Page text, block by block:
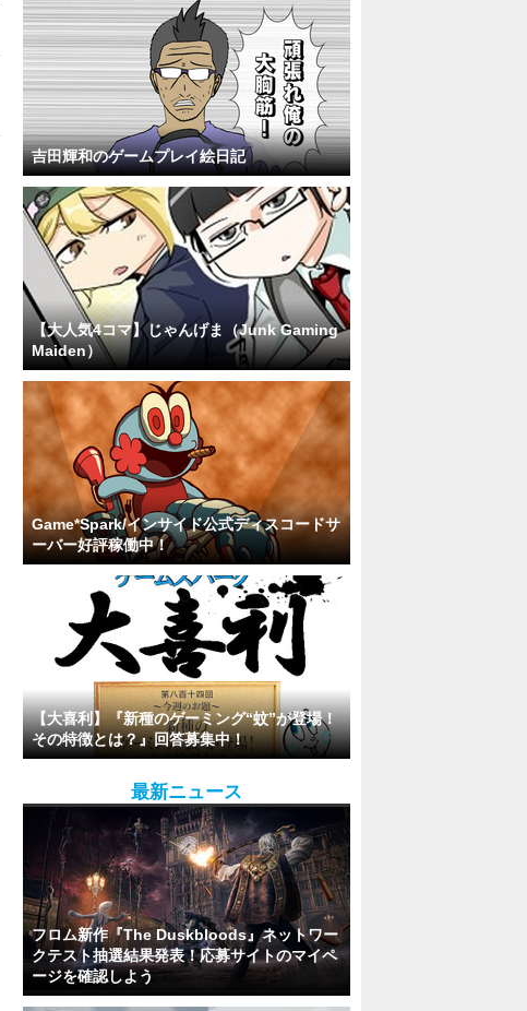
吉田輝和のゲームプレイ絵日記
【大人気4コマ】じゃんげま（Junk Gaming
Maiden）
Game*Spark/インサイド公式ディスコードサ
ーバー好評稼働中！
【大喜利】『新種のゲーミング“蚊”が登場！
その特徴とは？』回答募集中！
最新ニュース
フロム新作『The Duskbloods』ネットワー
クテスト抽選結果発表！応募サイトのマイペ
ージを確認しよう